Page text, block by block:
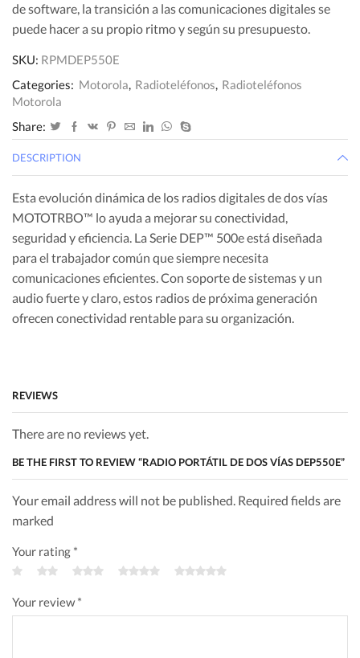
de software, la transición a las comunicaciones digitales se
puede hacer a su propio ritmo y según su presupuesto.
SKU: RPMDEP550E
Categories: Motorola, Radioteléfonos, Radioteléfonos
Motorola
Share:
DESCRIPTION
Esta evolución dinámica de los radios digitales de dos vías
MOTOTRBO™ lo ayuda a mejorar su conectividad,
seguridad y eficiencia. La Serie DEP™ 500e está diseñada
para el trabajador común que siempre necesita
comunicaciones eficientes. Con soporte de sistemas y un
audio fuerte y claro, estos radios de próxima generación
ofrecen conectividad rentable para su organización.
Wi-Fi integrado
Bluetooth® 4.0*
Calidad de audio mejorada
Capacidad de ampliación mejorada
Batería de mayor duración (hasta 29 horas)
Mayor alcance (hasta un 8%)
Mayor resistencia al agua (IP67)
Modelos HazLoc disponibles
REVIEWS
There are no reviews yet.
BE THE FIRST TO REVIEW “RADIO PORTÁTIL DE DOS VÍAS DEP550E”
Your email address will not be published. Required fields are
marked
Your rating *
Your review*